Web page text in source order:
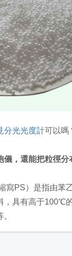
分光光度計可以嗎
儀，還能把粒徑分
寫PS）是指由苯
，具有高于100℃